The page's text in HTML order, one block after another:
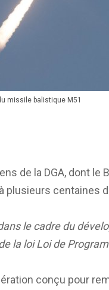
missile balistique M51
de la DGA, dont le
plusieurs centaines
le cadre du
la loi Loi de
conçu pour